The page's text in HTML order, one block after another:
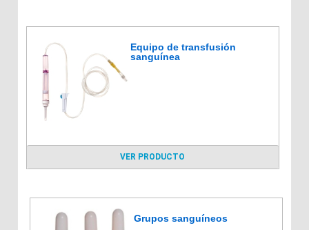
Equipo de transfusión
sanguínea
VER PRODUCTO
Grupos sanguíneos